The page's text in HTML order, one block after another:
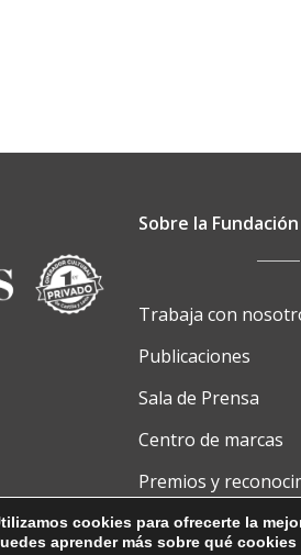
Sobre la Fundación
Trabaja con
Publicaciones
Sala de Prensa
Centro de marcas
Premios y
Contacto
cookies para ofrecerte la
aprender más sobre qué